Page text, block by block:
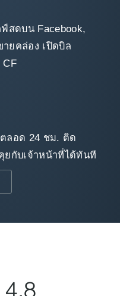
สดบน Facebook,
ยคล่อง เปิดบิล
CF
ลอด 24 ชม. ติด
กับเจ้าหน้าที่ได้ทันที